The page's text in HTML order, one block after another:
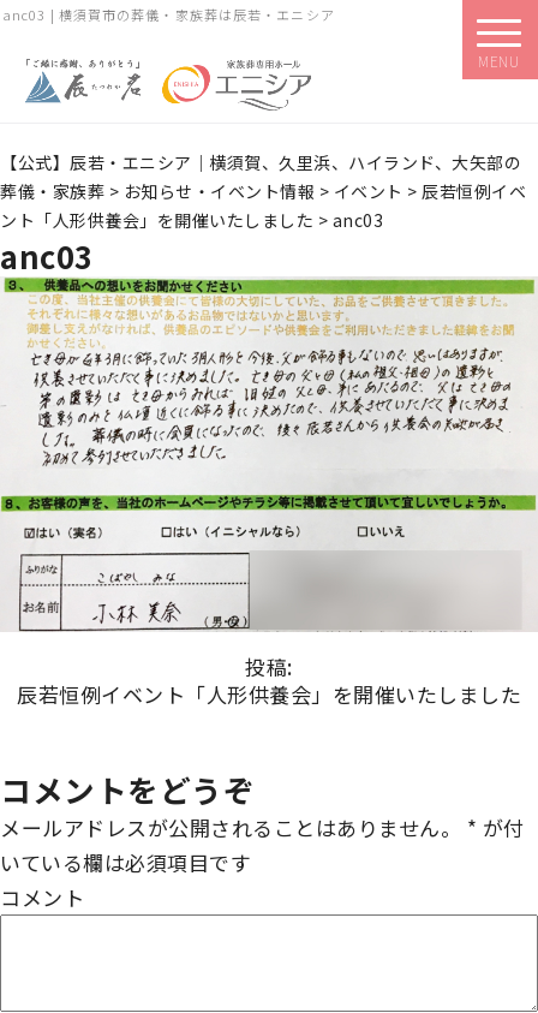
anc03 | 横須賀市の葬儀・家族葬は辰若・エニシア
MENU
【公式】辰若・エニシア｜横須賀、久里浜、ハイランド、大矢部の
葬儀・家族葬 > お知らせ・イベント情報 > イベント > 辰若恒例イベ
ント「人形供養会」を開催いたしました > anc03
anc03
投稿:
辰若恒例イベント「人形供養会」を開催いたしました
コメントをどうぞ
メールアドレスが公開されることはありません。 * が付
いている欄は必須項目です
コメント